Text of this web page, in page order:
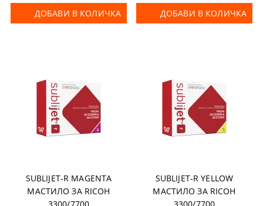
ДОБАВИ В КОЛИЧКА
ДОБАВИ В КОЛИЧКА
SUBLIJET-R MAGENTA
МАСТИЛО ЗА RICOH
3300/7700
SUBLIJET-R YELLOW
МАСТИЛО ЗА RICOH
3300/7700